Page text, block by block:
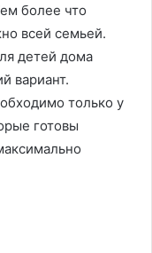
более что
всей семьей.
детей дома
вариант.
только у
готовы